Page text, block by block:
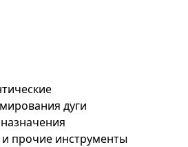
дуги
прочие инструменты